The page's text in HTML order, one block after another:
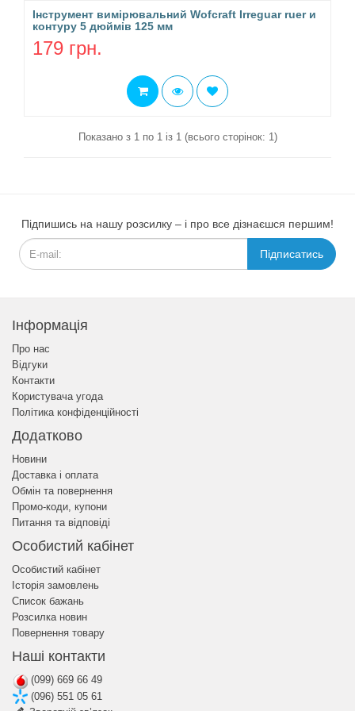
Інструмент вимірювальний Wofcraft Irreguar ruer и
контуру 5 дюймів 125 мм
179 грн.
Показано з 1 по 1 із 1 (всього сторінок: 1)
Підпишись на нашу розсилку – і про все дізнаєшся першим!
Підписатись
Інформація
Про нас
Відгуки
Контакти
Користувача угода
Політика конфіденційності
Додатково
Новини
Доставка і оплата
Обмін та повернення
Промо-коди, купони
Питання та відповіді
Особистий кабінет
Особистий кабінет
Історія замовлень
Список бажань
Розсилка новин
Повернення товару
Наші контакти
(099) 669 66 49
(096) 551 05 61